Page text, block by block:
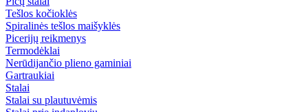
Tešlos kočioklės
Spiralinės tešlos maišyklės
Picerijų reikmenys
Termodėklai
Nerūdijančio plieno gaminiai
Gartraukiai
Stalai
Stalai su plautuvėmis